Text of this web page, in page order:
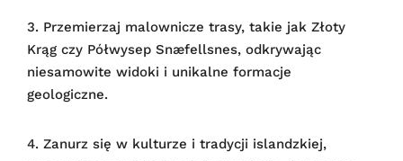
3. Przemierzaj malownicze trasy, takie jak Złoty
Krąg czy Półwysep Snæfellsnes, odkrywając
niesamowite widoki i unikalne formacje
geologiczne.
4. Zanurz się w kulturze i tradycji islandzkiej,